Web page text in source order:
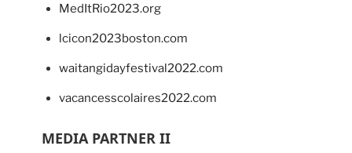
MedItRio2023.org
lcicon2023boston.com
waitangidayfestival2022.com
vacancesscolaires2022.com
MEDIA PARTNER II